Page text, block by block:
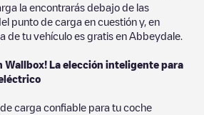
la encontrarás debajo de las
punto de carga en cuestión y, en
de tu vehículo es gratis en Abbeydale
Wallbox! La elección inteligente para
carga confiable para tu coche